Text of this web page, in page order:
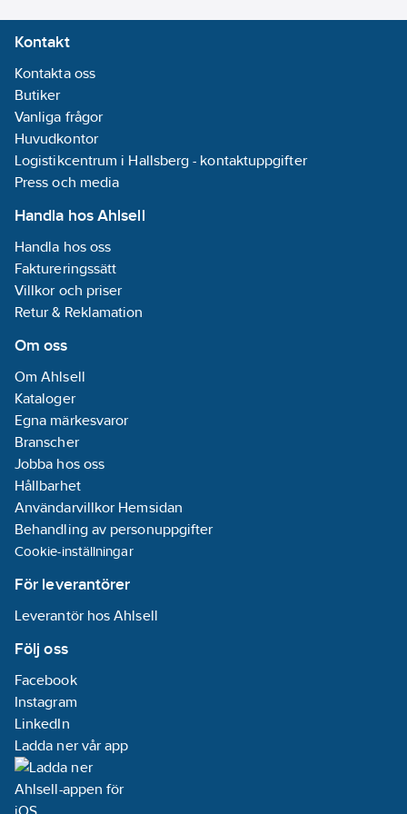
Kontakt
Kontakta oss
Butiker
Vanliga frågor
Huvudkontor
Logistikcentrum i Hallsberg - kontaktuppgifter
Press och media
Handla hos Ahlsell
Handla hos oss
Faktureringssätt
Villkor och priser
Retur & Reklamation
Om oss
Om Ahlsell
Kataloger
Egna märkesvaror
Branscher
Jobba hos oss
Hållbarhet
Användarvillkor Hemsidan
Behandling av personuppgifter
Cookie-inställningar
För leverantörer
Leverantör hos Ahlsell
Följ oss
Facebook
Instagram
LinkedIn
Ladda ner vår app